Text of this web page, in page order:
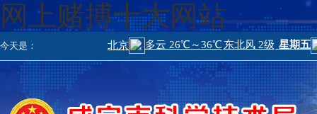
网上赌搏十大网站
今天是：